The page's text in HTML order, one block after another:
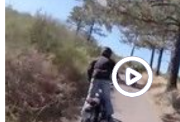
Avis
Forum
Scooters
&
125